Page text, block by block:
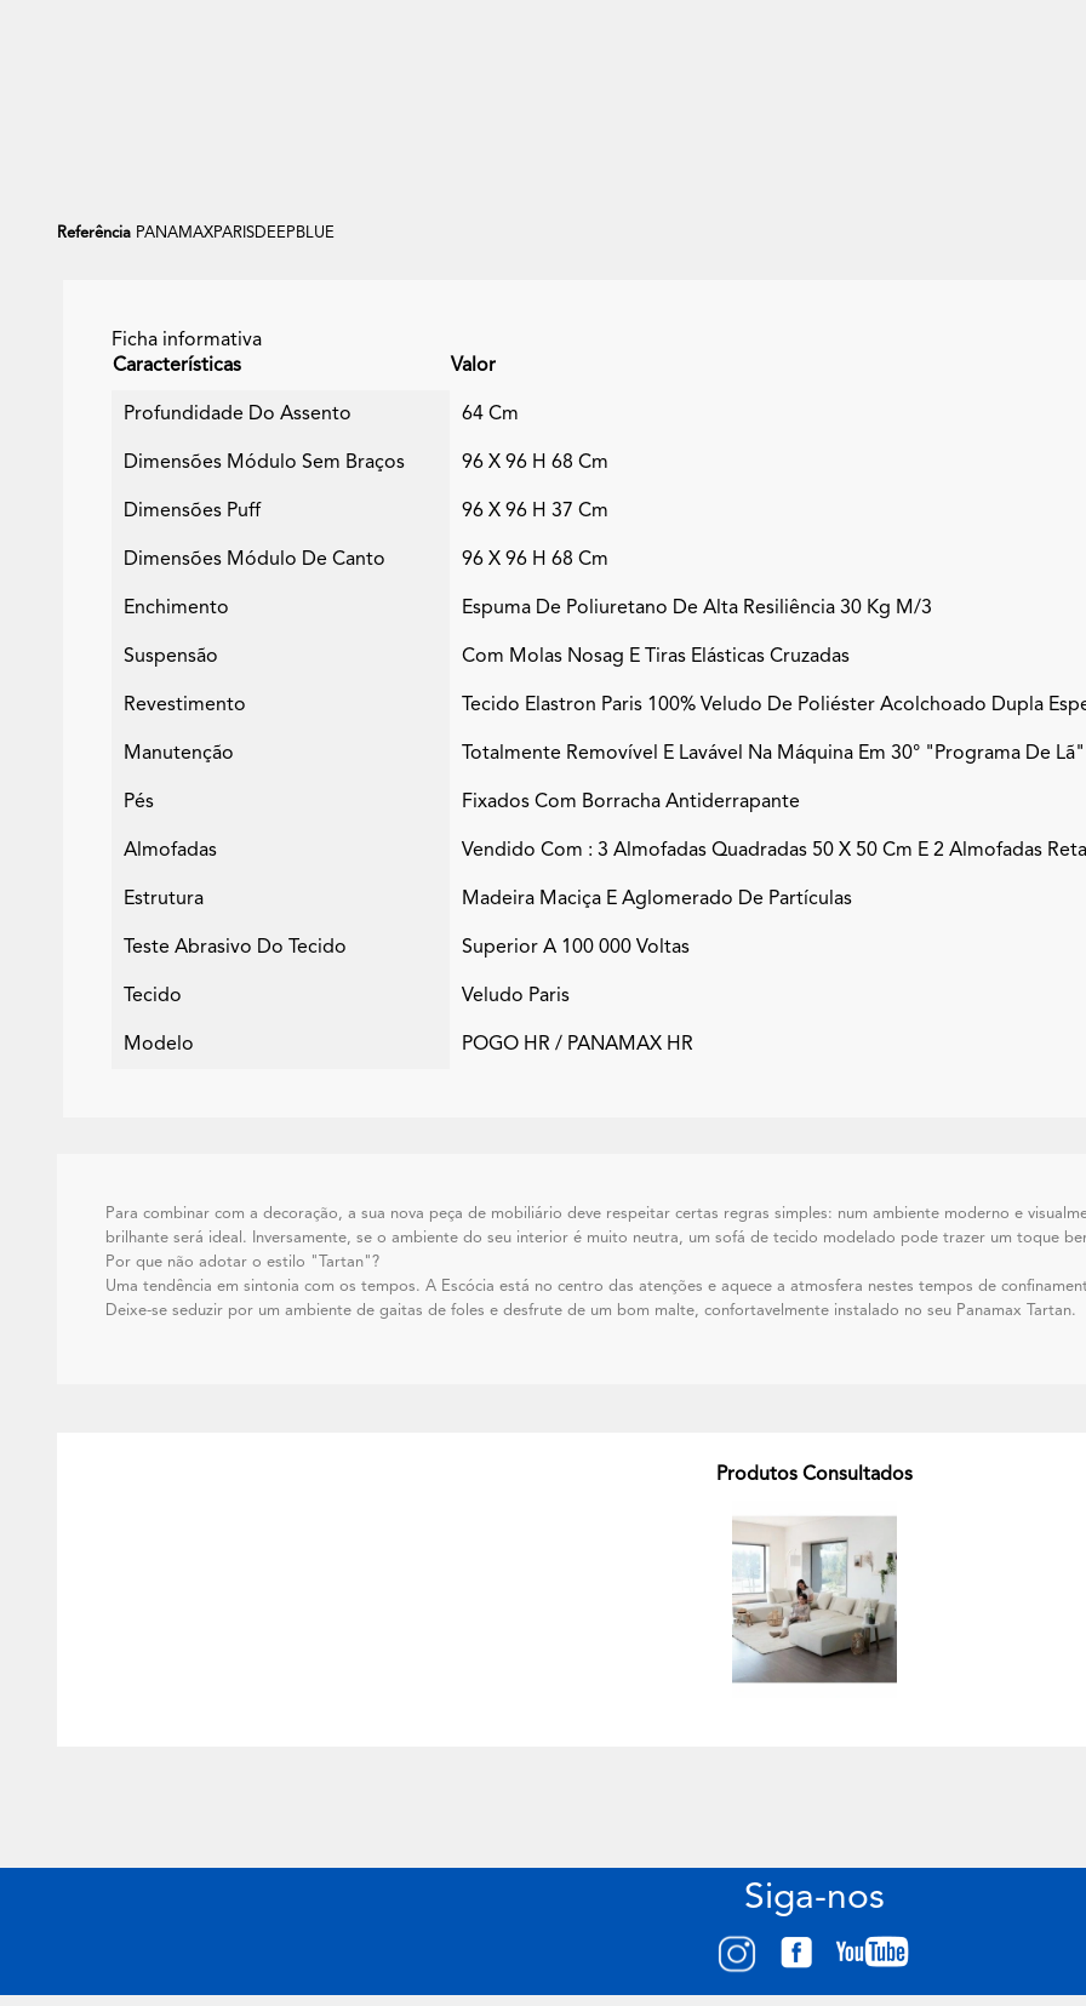
Referência PANAMAXPARISDEEPBLUE
Ficha informativa
Características
Valor
Profundidade Do Assento 64 Cm
Dimensões Módulo Sem Braços 96 X 96 H 68 Cm
Dimensões Puff 96 X 96 H 37 Cm
Dimensões Módulo De Canto 96 X 96 H 68 Cm
Enchimento Espuma De Poliuretano De Alta Resiliência 30 Kg M/3
Suspensão Com Molas Nosag E Tiras Elásticas Cruzadas
Revestimento Tecido Elastron Paris 100% Veludo De Poliéster Acolchoado Dupla
Manutenção Totalmente Removível E Lavável Na Máquina Em 30° "programa De Lã"
Pés Fixados Com Borracha Antiderrapante
Almofadas Vendido Com : 3 Almofadas Quadradas 50 X 50 Cm E 2 Almofadas
Estrutura Madeira Maciça E Aglomerado De Partículas
Teste Abrasivo Do Tecido Superior A 100 000 Voltas
Tecido Veludo Paris
Modelo POGO HR / PANAMAX HR
Para combinar com a decoração, a sua nova peça de mobiliário deve respeitar certas regras simples: num ambiente moderno e
brilhante será ideal. Inversamente, se o ambiente do seu interior é muito neutra, um sofá de tecido modelado pode trazer um toque
Por que não adotar o estilo "Tartan"?
Uma tendência em sintonia com os tempos. A Escócia está no centro das atenções e aquece a atmosfera nestes tempos de
Deixe-se seduzir por um ambiente de gaitas de foles e desfrute de um bom malte, confortavelmente instalado no seu Panamax Tartan.
Produtos Consultados
Siga-nos